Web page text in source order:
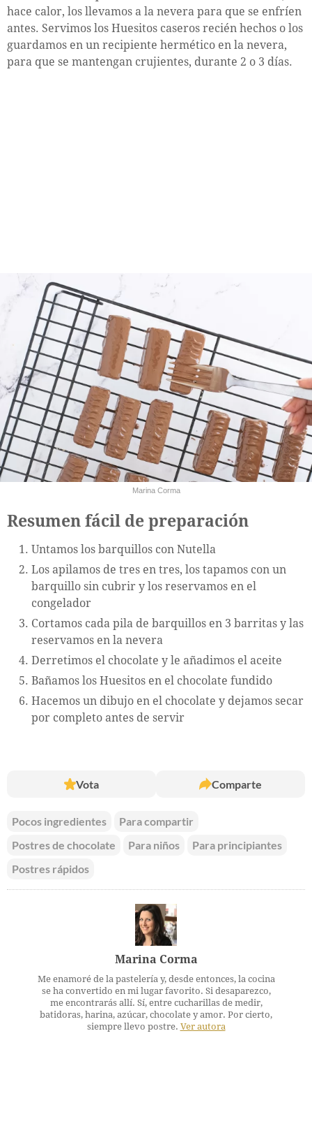
hace calor, los llevamos a la nevera para que se enfríen
antes. Servimos los Huesitos caseros recién hechos o los
guardamos en un recipiente hermético en la nevera,
para que se mantengan crujientes, durante 2 o 3 días.
Marina Corma
Resumen fácil de preparación
Untamos los barquillos con Nutella
Los apilamos de tres en tres, los tapamos con un
barquillo sin cubrir y los reservamos en el
congelador
Cortamos cada pila de barquillos en 3 barritas y las
reservamos en la nevera
Derretimos el chocolate y le añadimos el aceite
Bañamos los Huesitos en el chocolate fundido
Hacemos un dibujo en el chocolate y dejamos secar
por completo antes de servir
Vota Comparte
Pocos ingredientes
Para compartir
Postres de chocolate
Para niños
Para principiantes
Postres rápidos
Marina Corma
Me enamoré de la pastelería y, desde entonces, la cocina
se ha convertido en mi lugar favorito. Si desaparezco,
me encontrarás allí. Sí, entre cucharillas de medir,
batidoras, harina, azúcar, chocolate y amor. Por cierto,
siempre llevo postre. Ver autora